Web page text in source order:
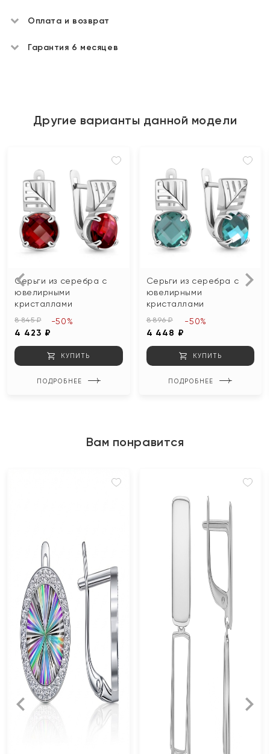
Оплата и возврат
Гарантия 6 месяцев
Другие варианты данной модели
Серьги из серебра с
ювелирными
кристаллами
8 845 ₽
4 423 ₽
-50%
КУПИТЬ
ПОДРОБНЕЕ
Серьги из серебра с
ювелирными
кристаллами
8 896 ₽
4 448 ₽
-50%
КУПИТЬ
ПОДРОБНЕЕ
Вам понравится